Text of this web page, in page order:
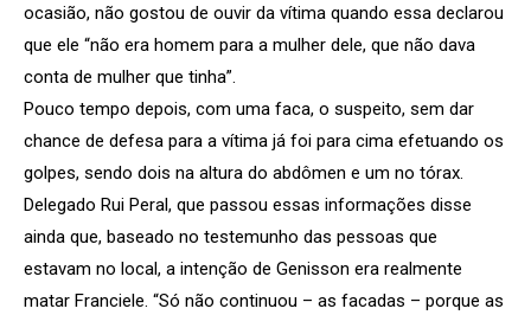
ocasião, não gostou de ouvir da vítima quando essa declarou
que ele “não era homem para a mulher dele, que não dava
conta de mulher que tinha”.
Pouco tempo depois, com uma faca, o suspeito, sem dar
chance de defesa para a vítima já foi para cima efetuando os
golpes, sendo dois na altura do abdômen e um no tórax.
Delegado Rui Peral, que passou essas informações disse
ainda que, baseado no testemunho das pessoas que
estavam no local, a intenção de Genisson era realmente
matar Franciele. “Só não continuou – as facadas – porque as